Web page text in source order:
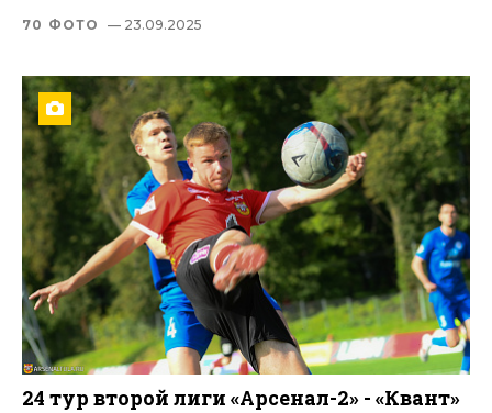
70 ФОТО — 23.09.2025
24 тур второй лиги «Арсенал-2» - «Квант»